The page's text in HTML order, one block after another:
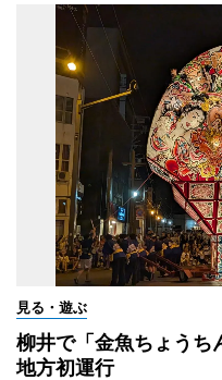
見る・遊ぶ
柳井で「金魚ちょう
地方初運行